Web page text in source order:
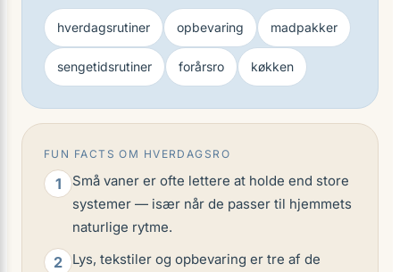
hverdagsrutiner opbevaring madpakker
sengetidsrutiner forårsro køkken
FUN FACTS OM HVERDAGSRO
1
Små vaner er ofte lettere at holde end store
systemer — især når de passer til hjemmets
naturlige rytme.
2
Lys, tekstiler og opbevaring er tre af de